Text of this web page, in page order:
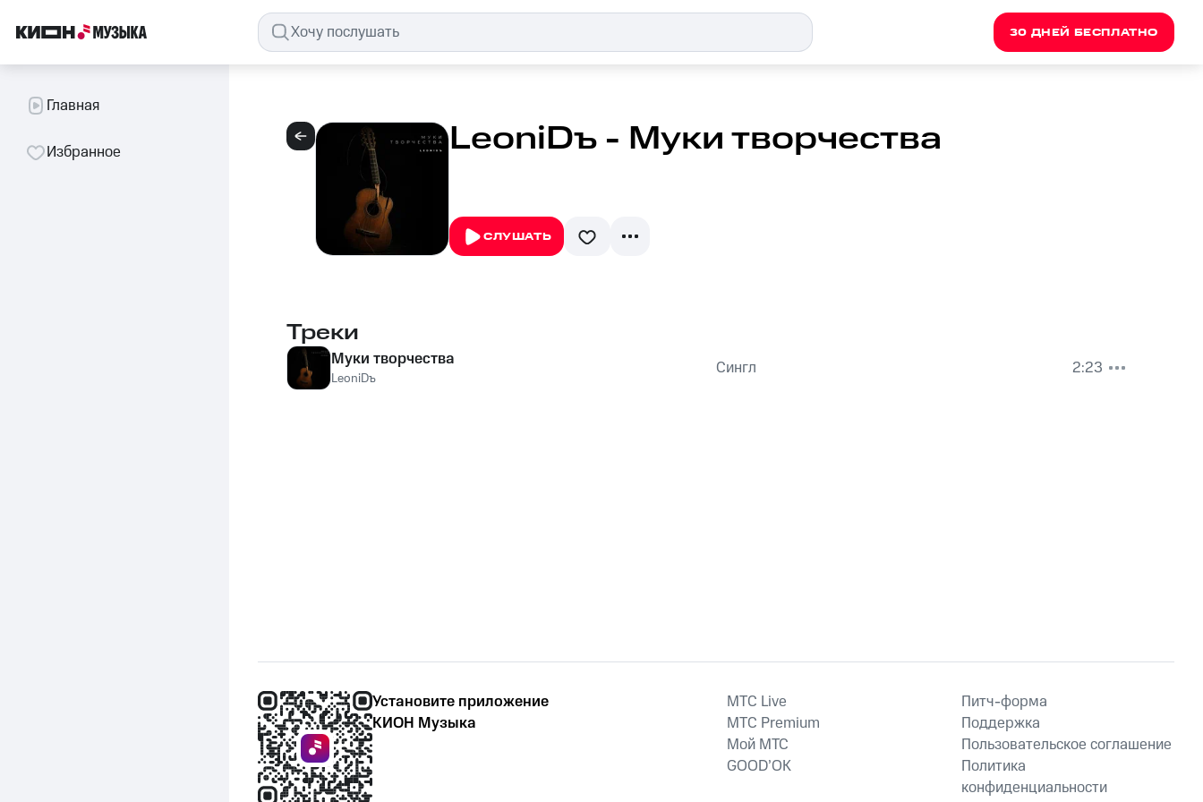
30 ДНЕЙ БЕСПЛАТНО
Главная
Избранное LeoniDъ - Муки творчества
СЛУШАТЬ
Треки
Муки творчества
LeoniDъ Сингл 2:23
Установите приложение
КИОН Музыка
MTС Live
MTС Premium
Мой МТС
GOOD’OK
Питч-форма
Поддержка
Пользовательское соглашение
Политика
конфиденциальности